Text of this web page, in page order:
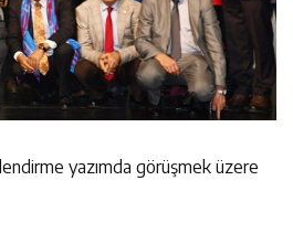
yazımda görüşmek üzere